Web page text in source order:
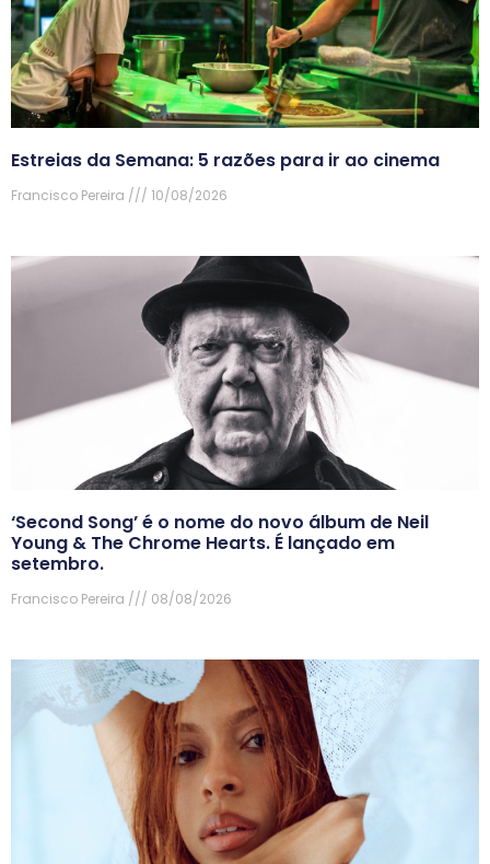
Estreias da Semana: 5 razões para ir ao cinema
Francisco Pereira 10/08/2026
‘Second Song’ é o nome do novo álbum de Neil
Young & The Chrome Hearts. É lançado em
setembro.
Francisco Pereira 08/08/2026